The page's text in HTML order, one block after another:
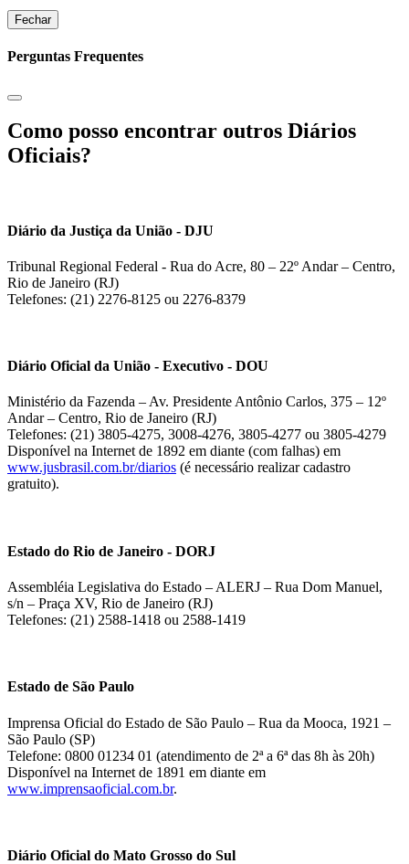
Fechar
Perguntas Frequentes
Como posso encontrar outros Diários
Oficiais?
Diário da Justiça da União - DJU
Tribunal Regional Federal - Rua do Acre, 80 – 22º Andar – Centro,
Rio de Janeiro (RJ)
Telefones: (21) 2276-8125 ou 2276-8379
Diário Oficial da União - Executivo - DOU
Ministério da Fazenda – Av. Presidente Antônio Carlos, 375 – 12º
Andar – Centro, Rio de Janeiro (RJ)
Telefones: (21) 3805-4275, 3008-4276, 3805-4277 ou 3805-4279
Disponível na Internet de 1892 em diante (com falhas) em
www.jusbrasil.com.br/diarios (é necessário realizar cadastro
gratuito).
Estado do Rio de Janeiro - DORJ
Assembléia Legislativa do Estado – ALERJ – Rua Dom Manuel,
s/n – Praça XV, Rio de Janeiro (RJ)
Telefones: (21) 2588-1418 ou 2588-1419
Estado de São Paulo
Imprensa Oficial do Estado de São Paulo – Rua da Mooca, 1921 –
São Paulo (SP)
Telefone: 0800 01234 01 (atendimento de 2ª a 6ª das 8h às 20h)
Disponível na Internet de 1891 em diante em
www.imprensaoficial.com.br.
Diário Oficial do Mato Grosso do Sul